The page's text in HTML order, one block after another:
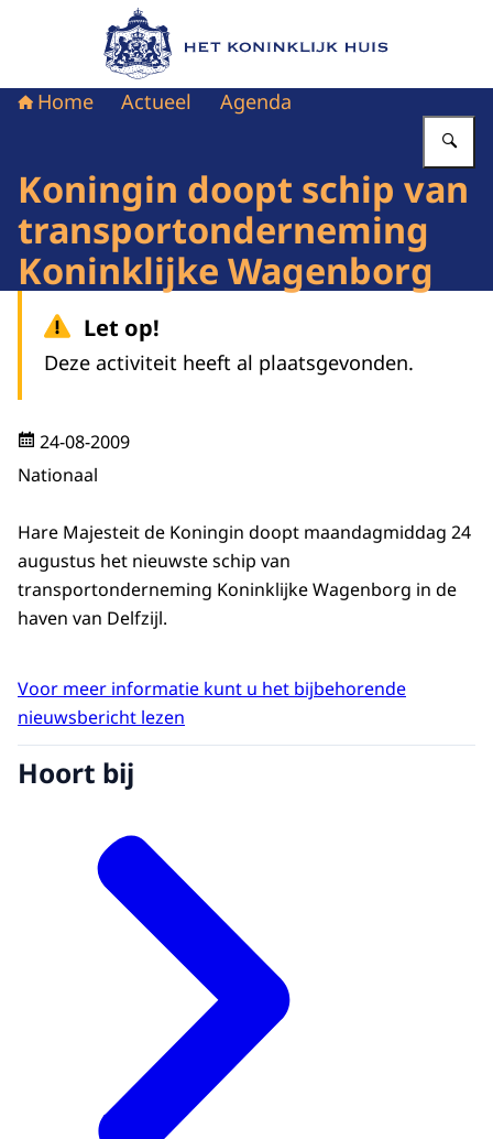
Naar de homepage van Het Koninklijk Huis
Home Actueel Agenda
Koningin doopt schip van
transportonderneming
Koninklijke Wagenborg
Let op!
Deze activiteit heeft al plaatsgevonden.
24-08-2009
Nationaal
Hare Majesteit de Koningin doopt maandagmiddag 24
augustus het nieuwste schip van
transportonderneming Koninklijke Wagenborg in de
haven van Delfzijl.
Voor meer informatie kunt u het bijbehorende
nieuwsbericht lezen
Hoort bij